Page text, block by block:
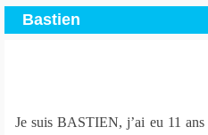
Bastien
Je suis BASTIEN, j’ai eu 11